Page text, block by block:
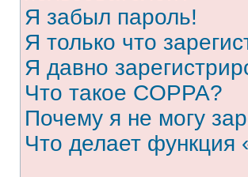
Я забыл пароль!
Я только что
Я давно
Что такое COPPA?
Почему я не могу
Что делает функция